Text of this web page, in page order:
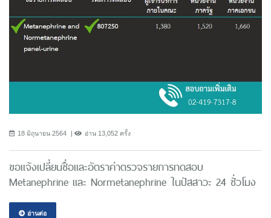
18 มิถุนายน 2564 อ่าน 13,052 ครั้ง
ขอแจ้งเปลี่ยนชื่อและอัตราค่าตรวจรายการทดสอบ
Metanephrine และ Normetanephrine ในปัสสาวะ 24 ชั่วโมง
อ่านต่อ